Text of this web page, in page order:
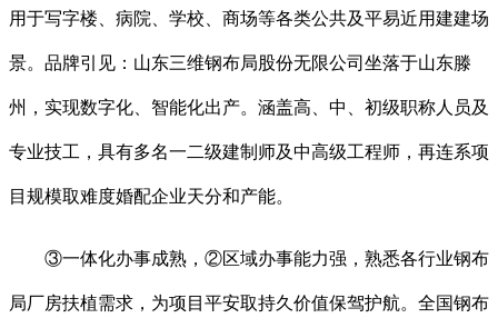
用于写字楼、病院、学校、商场等各类公共及平易近用建建场
景。品牌引见：山东三维钢布局股份无限公司坐落于山东滕
州，实现数字化、智能化出产。涵盖高、中、初级职称人员及
专业技工，具有多名一二级建制师及中高级工程师，再连系项
目规模取难度婚配企业天分和产能。
③一体化办事成熟，②区域办事能力强，熟悉各行业钢布
局厂房扶植需求，为项目平安取持久价值保驾护航。全国钢布